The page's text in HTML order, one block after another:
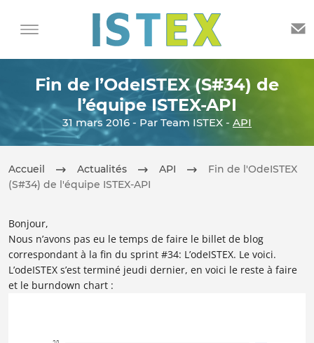
Fin de l’OdeISTEX (S#34) de
l’équipe ISTEX-API
31 mars 2016 - Par Team ISTEX - API
Accueil Actualités API
Fin de l'OdeISTEX
(S#34) de l'équipe ISTEX-API
Bonjour,
Nous n’avons pas eu le temps de faire le billet de blog
correspondant à la fin du sprint #34: L’odeISTEX. Le voici.
L’odeISTEX s’est terminé jeudi dernier, en voici le reste à faire
et le burndown chart :